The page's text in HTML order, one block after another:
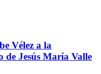
Vélez a la
de Jesús María Valle